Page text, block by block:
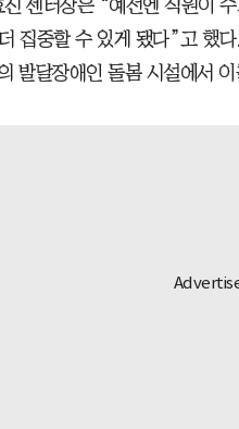
진 센터장은 “예전엔 직원이
집중할 수 있게 됐다”고 했
발달장애인 돌봄 시설에서